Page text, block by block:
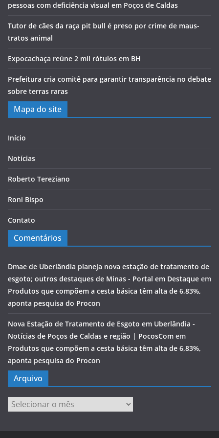
pessoas com deficiência visual em Poços de Caldas
Tutor de cães da raça pit bull é preso por crime de maus-
tratos animal
Expocachaça reúne 2 mil rótulos em BH
Prefeitura cria comitê para garantir transparência no debate
sobre terras raras
Mapa do site
Início
Notícias
Roberto Tereziano
Roni Bispo
Contato
Comentários
Dmae de Uberlândia planeja nova estação de tratamento de
esgoto; outros destaques de Minas - Portal em Destaque em
Produtos que compõem a cesta básica têm alta de 6,83%,
aponta pesquisa do Procon
Nova Estação de Tratamento de Esgoto em Uberlândia -
Notícias de Poços de Caldas e região | PocosCom em
Produtos que compõem a cesta básica têm alta de 6,83%,
aponta pesquisa do Procon
Arquivo
Arquivo